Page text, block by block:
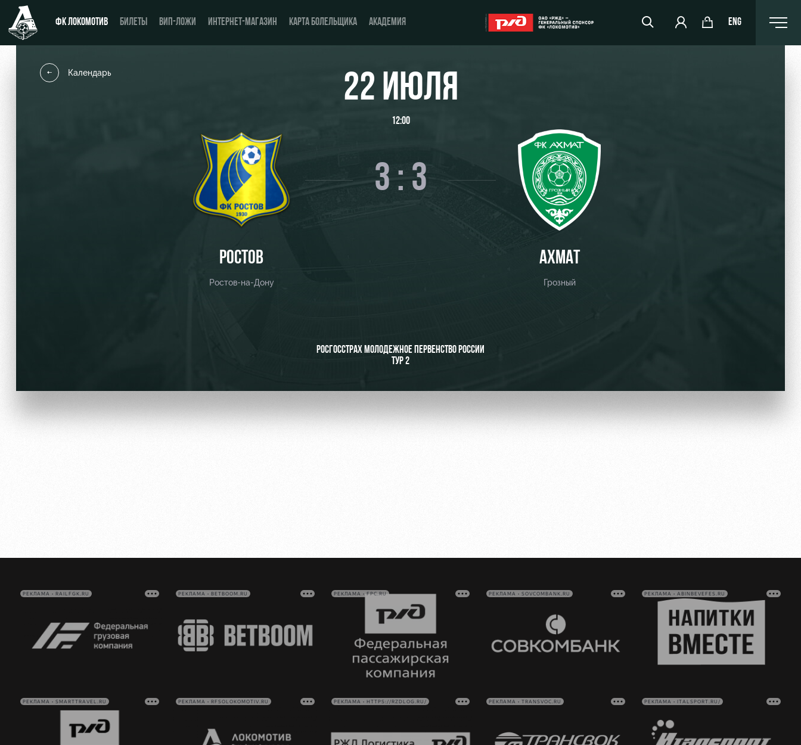
ФК ЛОКОМОТИВ БИЛЕТЫ ВИП-ЛОЖИ ИНТЕРНЕТ-МАГАЗИН КАРТА БОЛЕЛЬЩИКА АКАДЕМИЯ ENG
Купить билет
ВИП-ЛОЖИ
ВИП-ЗОНЫ
СЕМЕЙНЫЙ СЕКТОР
Места для МГН
Молодёжка-юноши
Молодёжка-девушки
Организация мероприятий
Аренда полей
Аренда площадей
Академия
Как поступить
Заставки
Парковка
Календарь 22 ИЮЛЯ
12:00
РОСТОВ
Ростов-на-Дону
3 : 3
АХМАТ
Грозный
РОСГОССТРАХ МОЛОДЕЖНОЕ ПЕРВЕНСТВО РОССИИ
ТУР 2
РЕКЛАМА • RAILFGK.RU РЕКЛАМА • BETBOOM.RU РЕКЛАМА • FPC.RU РЕКЛАМА • SOVCOMBANK.RU РЕКЛАМА • ABINBEVEFES.RU
РЕКЛАМА • SMARTTRAVEL.RU РЕКЛАМА • RFSOLOKOMOTIV.RU РЕКЛАМА • HTTPS://RZDLOG.RU/ РЕКЛАМА • TRANSVOC.RU РЕКЛАМА • ITALSPORT.RU/